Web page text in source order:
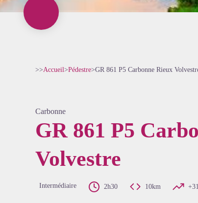
>>Accueil>Pédestre>GR 861 P5 Carbonne Rieux
Carbonne
GR 861 P5
Volvestre
Intermédiaire 2h30 10km